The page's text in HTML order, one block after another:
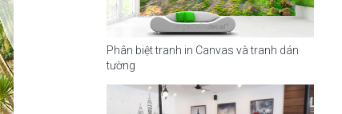
Phân biệt tranh in Canvas và tranh dán
tường